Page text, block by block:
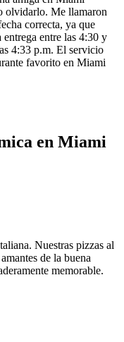
olvidarlo. Me llamaron
correcta, ya que
entre las 4:30 y
4:33 p.m. El servicio
favorito en Miami
en Miami
Nuestras pizzas al
de la buena
memorable.